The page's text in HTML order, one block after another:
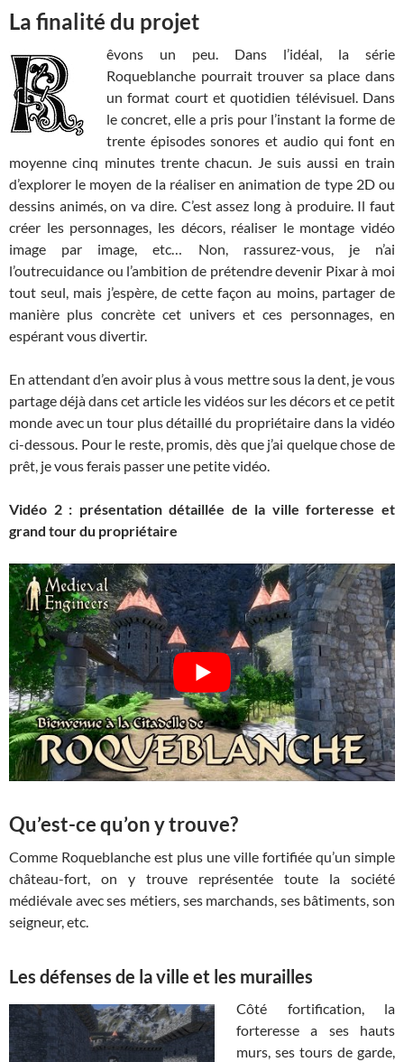
La finalité du projet
êvons un peu. Dans l’idéal, la série
Roqueblanche pourrait trouver sa place dans
un format court et quotidien télévisuel. Dans
le concret, elle a pris pour l’instant la forme de
trente épisodes sonores et audio qui font en
moyenne cinq minutes trente chacun. Je suis aussi en train
d’explorer le moyen de la réaliser en animation de type 2D ou
dessins animés, on va dire. C’est assez long à produire. Il faut
créer les personnages, les décors, réaliser le montage vidéo
image par image, etc… Non, rassurez-vous, je n’ai
l’outrecuidance ou l’ambition de prétendre devenir Pixar à moi
tout seul, mais j’espère, de cette façon au moins, partager de
manière plus concrète cet univers et ces personnages, en
espérant vous divertir.
En attendant d’en avoir plus à vous mettre sous la dent, je vous
partage déjà dans cet article les vidéos sur les décors et ce petit
monde avec un tour plus détaillé du propriétaire dans la vidéo
ci-dessous. Pour le reste, promis, dès que j’ai quelque chose de
prêt, je vous ferais passer une petite vidéo.
Vidéo 2 : présentation détaillée de la ville forteresse et
grand tour du propriétaire
Qu’est-ce qu’on y trouve?
Comme Roqueblanche est plus une ville fortifiée qu’un simple
château-fort, on y trouve représentée toute la société
médiévale avec ses métiers, ses marchands, ses bâtiments, son
seigneur, etc.
Les défenses de la ville et les murailles
Côté fortification, la
forteresse a ses hauts
murs, ses tours de garde,